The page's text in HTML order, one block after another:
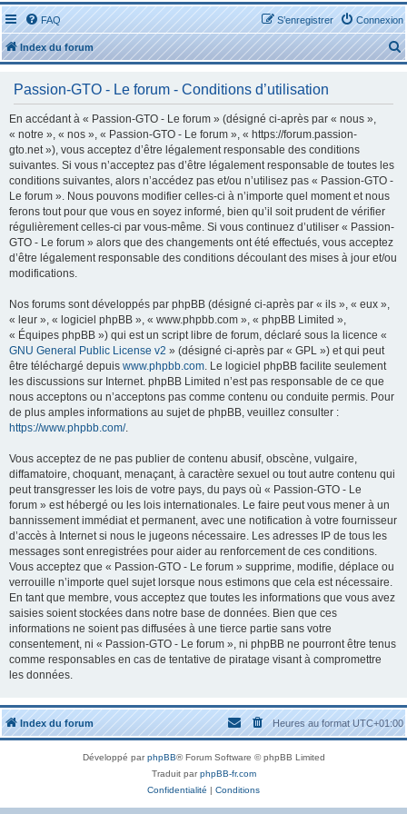
FAQ Connexion
S’enregistrer
Index du forum
e
Passion-GTO - Le forum - Conditions d’utilisation
En accédant à « Passion-GTO - Le forum » (désigné ci-après par « nous »,
« notre », « nos », « Passion-GTO - Le forum », « https://forum.passion-
gto.net »), vous acceptez d’être légalement responsable des conditions
suivantes. Si vous n’acceptez pas d’être légalement responsable de toutes les
conditions suivantes, alors n’accédez pas et/ou n’utilisez pas « Passion-GTO -
Le forum ». Nous pouvons modifier celles-ci à n’importe quel moment et nous
ferons tout pour que vous en soyez informé, bien qu’il soit prudent de vérifier
régulièrement celles-ci par vous-même. Si vous continuez d’utiliser « Passion-
GTO - Le forum » alors que des changements ont été effectués, vous acceptez
d’être légalement responsable des conditions découlant des mises à jour et/ou
modifications.
Nos forums sont développés par phpBB (désigné ci-après par « ils », « eux »,
« leur », « logiciel phpBB », « www.phpbb.com », « phpBB Limited »,
« Équipes phpBB ») qui est un script libre de forum, déclaré sous la licence «
GNU General Public License v2 » (désigné ci-après par « GPL ») et qui peut
être téléchargé depuis www.phpbb.com. Le logiciel phpBB facilite seulement
les discussions sur Internet. phpBB Limited n’est pas responsable de ce que
nous acceptons ou n’acceptons pas comme contenu ou conduite permis. Pour
de plus amples informations au sujet de phpBB, veuillez consulter :
https://www.phpbb.com/.
Vous acceptez de ne pas publier de contenu abusif, obscène, vulgaire,
diffamatoire, choquant, menaçant, à caractère sexuel ou tout autre contenu qui
peut transgresser les lois de votre pays, du pays où « Passion-GTO - Le
forum » est hébergé ou les lois internationales. Le faire peut vous mener à un
bannissement immédiat et permanent, avec une notification à votre fournisseur
d’accès à Internet si nous le jugeons nécessaire. Les adresses IP de tous les
messages sont enregistrées pour aider au renforcement de ces conditions.
Vous acceptez que « Passion-GTO - Le forum » supprime, modifie, déplace ou
verrouille n’importe quel sujet lorsque nous estimons que cela est nécessaire.
En tant que membre, vous acceptez que toutes les informations que vous avez
saisies soient stockées dans notre base de données. Bien que ces
informations ne soient pas diffusées à une tierce partie sans votre
consentement, ni « Passion-GTO - Le forum », ni phpBB ne pourront être tenus
comme responsables en cas de tentative de piratage visant à compromettre
les données.
Index du forum Heures au formatUTC+01:00
Développé parphpBB® Forum Software © phpBB Limited
Traduit parphpBB-fr.com
Confidentialité | Conditions